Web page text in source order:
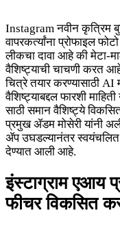
Instagram नवीन कृत्रिम
वापरकर्त्यांना प्रोफाइल
लीकचा दावा आहे की मेटा-
वैशिष्ट्याची चाचणी करत
चित्रे तयार करण्यासाठी AI
वैशिष्ट्याबद्दल फारशी
साठी समान वैशिष्ट्ये
प्रमुख ॲडम मोसेरी यांनी
ॲप उघडल्यानंतर स्वयंचलित
देण्यात आली आहे.
इंस्टाग्राम एआय
फीचर विकसित